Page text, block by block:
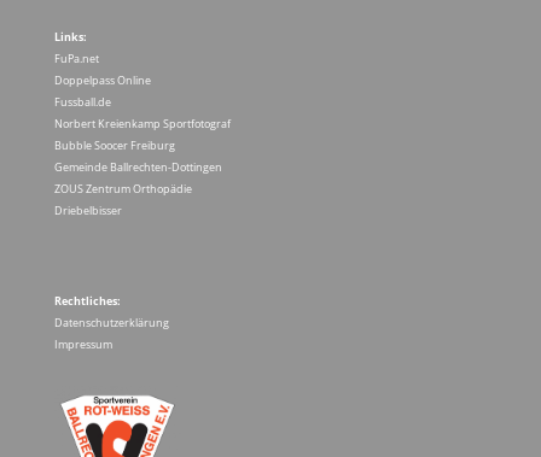
Links:
FuPa.net
Doppelpass Online
Fussball.de
Norbert Kreienkamp Sportfotograf
Bubble Soocer Freiburg
Gemeinde Ballrechten-Dottingen
ZOUS Zentrum Orthopädie
Driebelbisser
Rechtliches:
Datenschutzerklärung
Impressum